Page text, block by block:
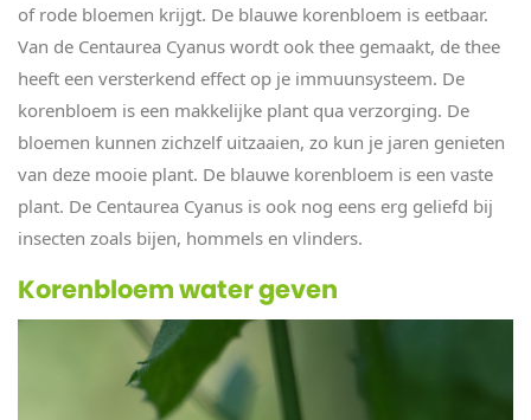
of rode bloemen krijgt. De blauwe korenbloem is eetbaar.
Van de Centaurea Cyanus wordt ook thee gemaakt, de thee
heeft een versterkend effect op je immuunsysteem. De
korenbloem is een makkelijke plant qua verzorging. De
bloemen kunnen zichzelf uitzaaien, zo kun je jaren genieten
van deze mooie plant. De blauwe korenbloem is een vaste
plant. De Centaurea Cyanus is ook nog eens erg geliefd bij
insecten zoals bijen, hommels en vlinders.
Korenbloem water geven